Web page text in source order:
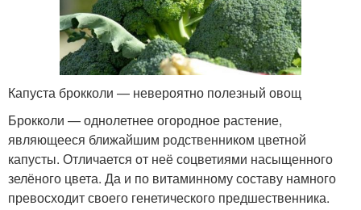
Капуста брокколи — невероятно полезный овощ
Брокколи — однолетнее огородное растение,
являющееся ближайшим родственником цветной
капусты. Отличается от неё соцветиями насыщенного
зелёного цвета. Да и по витаминному составу намного
превосходит своего генетического предшественника.